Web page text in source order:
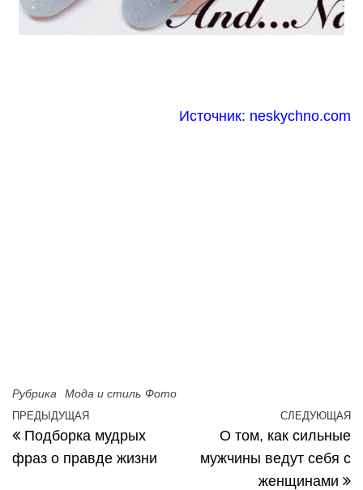
Источник: neskychno.com
Рубрика Мода и стиль Фото
Навигация по записям
Предыдущая запись
ПРЕДЫДУЩАЯ
Подборка мудрых
фраз о правде жизни
СЛЕДУЮЩАЯ
О том, как сильные
мужчины ведут себя с
женщинами